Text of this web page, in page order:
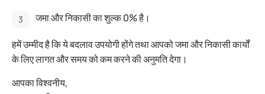
जमा और निकासी का शुल्क 0% है।
हमें उम्मीद है कि ये बदलाव उपयोगी होंगे तथा आपको जमा और निकासी कार्यों
के लिए लागत और समय को कम करने की अनुमति देगा।
आपका विश्वनीय,